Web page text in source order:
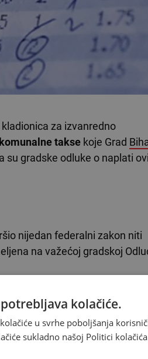
za izvanredno
komunalne takse koje Grad
su gradske odluke o naplati
nijedan federalni zakon niti
na važećoj gradskoj
i poručio da ova presuda
prenosi Fena.
Kladionice zarađuju
kolačiće.
u svrhe poboljšanja
sukladno našoj Politici